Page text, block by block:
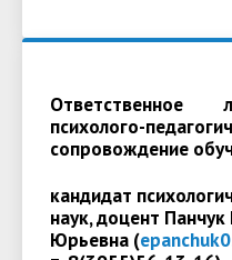
психолого-
сопровождение
кандидат
наук, доцент
Юрьевна (